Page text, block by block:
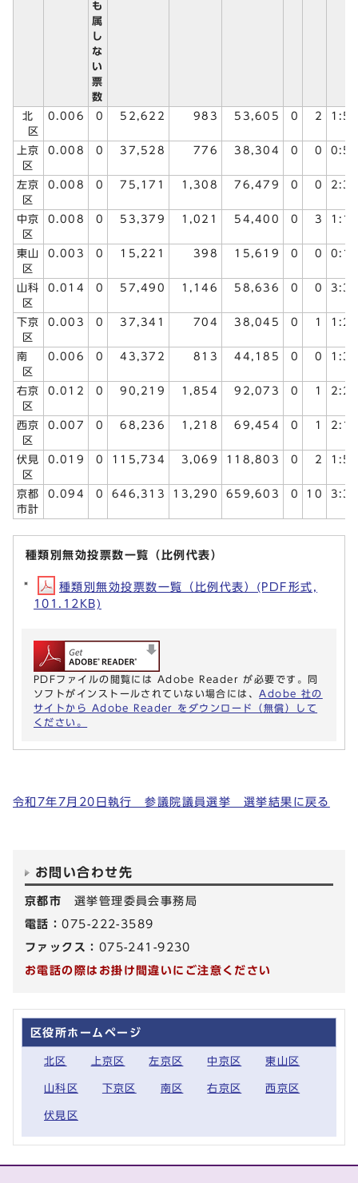
も
属
し
な
い
票
数
北
区
0.006 0 52,622 983 53,605 0 2
上京
区
0.008 0 37,528 776 38,304 0 0
左京
区
0.008 0 75,171 1,308 76,479 0 0
中京
区
0.008 0 53,379 1,021 54,400 0 3
東山
区
0.003 0 15,221 398 15,619 0 0
山科
区
0.014 0 57,490 1,146 58,636 0 0
下京
区
0.003 0 37,341 704 38,045 0 1
南
区
0.006 0 43,372 813 44,185 0 0
右京
区
0.012 0 90,219 1,854 92,073 0 1
西京
区
0.007 0 68,236 1,218 69,454 0 1
伏見
区
0.019 0 115,734 3,069 118,803 0 2
京都
市計
0.094 0 646,313 13,290 659,603 0 10
種類別無効投票数一覧（比例代表）
種類別無効投票数一覧（比例代表）(PDF形式,
101.12KB)
PDFファイルの閲覧には Adobe Reader が必要です。同
ソフトがインストールされていない場合には、 Adobe 社の
サイトから Adobe Reader をダウンロード（無償）して
ください。
令和7年7月20日執行 参議院議員選挙 選挙結果に戻る
お問い合わせ先
京都市 選挙管理委員会事務局
電話：075-222-3589
ファックス： 075-241-9230
お電話の際はお掛け間違いにご注意ください
区役所ホームページ
北区 上京区 左京区 中京区 東山区
山科区 下京区 南区 右京区 西京区
伏見区